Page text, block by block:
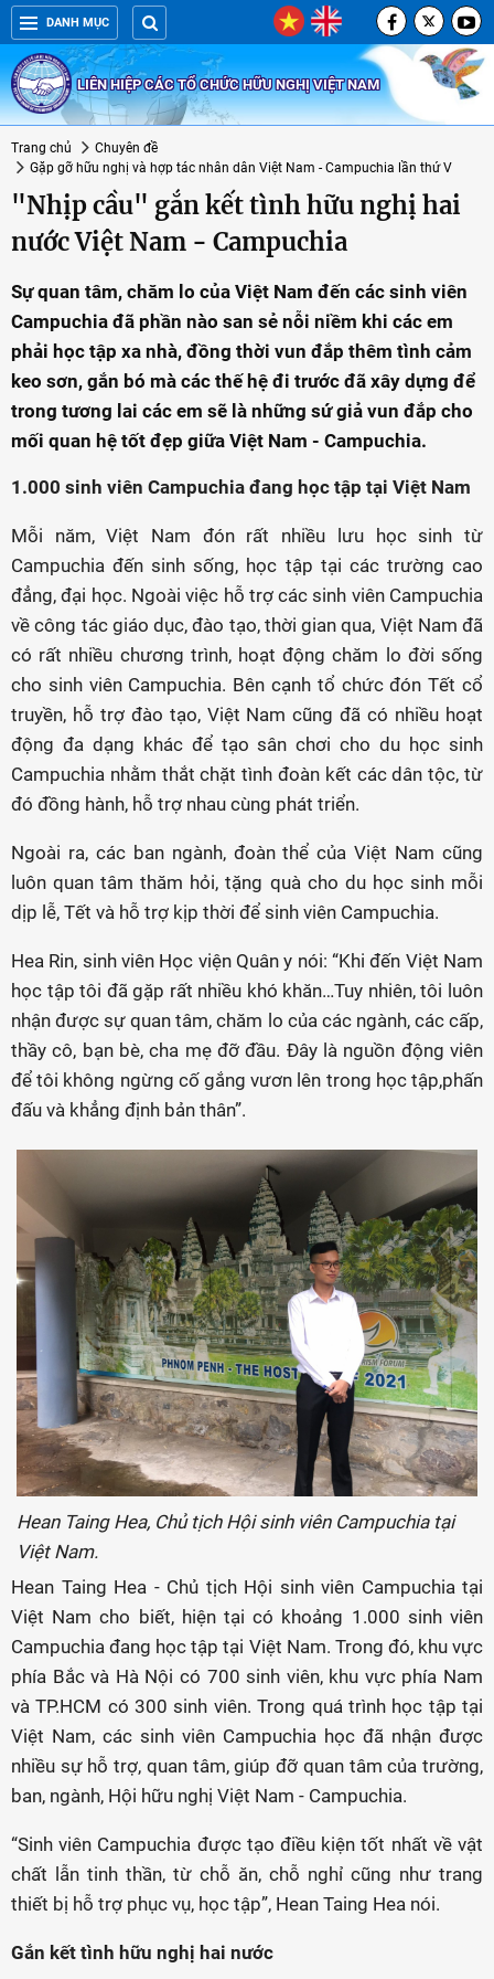
DANH MỤC
LIÊN HIỆP CÁC TỔ CHỨC HỮU NGHỊ VIỆT NAM
Trang chủ
Chuyên đề
Gặp gỡ hữu nghị và hợp tác nhân dân Việt Nam - Campuchia lần thứ V
"Nhịp cầu" gắn kết tình hữu nghị hai
nước Việt Nam - Campuchia
Sự quan tâm, chăm lo của Việt Nam đến các sinh viên
Campuchia đã phần nào san sẻ nỗi niềm khi các em
phải học tập xa nhà, đồng thời vun đắp thêm tình cảm
keo sơn, gắn bó mà các thế hệ đi trước đã xây dựng để
trong tương lai các em sẽ là những sứ giả vun đắp cho
mối quan hệ tốt đẹp giữa Việt Nam - Campuchia.
1.000 sinh viên Campuchia đang học tập tại Việt Nam
Mỗi năm, Việt Nam đón rất nhiều lưu học sinh từ
Campuchia đến sinh sống, học tập tại các trường cao
đẳng, đại học. Ngoài việc hỗ trợ các sinh viên Campuchia
về công tác giáo dục, đào tạo, thời gian qua, Việt Nam đã
có rất nhiều chương trình, hoạt động chăm lo đời sống
cho sinh viên Campuchia. Bên cạnh tổ chức đón Tết cổ
truyền, hỗ trợ đào tạo, Việt Nam cũng đã có nhiều hoạt
động đa dạng khác để tạo sân chơi cho du học sinh
Campuchia nhằm thắt chặt tình đoàn kết các dân tộc, từ
đó đồng hành, hỗ trợ nhau cùng phát triển.
Ngoài ra, các ban ngành, đoàn thể của Việt Nam cũng
luôn quan tâm thăm hỏi, tặng quà cho du học sinh mỗi
dịp lễ, Tết và hỗ trợ kịp thời để sinh viên Campuchia.
Hea Rin, sinh viên Học viện Quân y nói: “Khi đến Việt Nam
học tập tôi đã gặp rất nhiều khó khăn…Tuy nhiên, tôi luôn
nhận được sự quan tâm, chăm lo của các ngành, các cấp,
thầy cô, bạn bè, cha mẹ đỡ đầu. Đây là nguồn động viên
để tôi không ngừng cố gắng vươn lên trong học tập,phấn
đấu và khẳng định bản thân”.
Hean Taing Hea, Chủ tịch Hội sinh viên Campuchia tại
Việt Nam.
Hean Taing Hea - Chủ tịch Hội sinh viên Campuchia tại
Việt Nam cho biết, hiện tại có khoảng 1.000 sinh viên
Campuchia đang học tập tại Việt Nam. Trong đó, khu vực
phía Bắc và Hà Nội có 700 sinh viên, khu vực phía Nam
và TP.HCM có 300 sinh viên. Trong quá trình học tập tại
Việt Nam, các sinh viên Campuchia học đã nhận được
nhiều sự hỗ trợ, quan tâm, giúp đỡ quan tâm của trường,
ban, ngành, Hội hữu nghị Việt Nam - Campuchia.
“Sinh viên Campuchia được tạo điều kiện tốt nhất về vật
chất lẫn tinh thần, từ chỗ ăn, chỗ nghỉ cũng như trang
thiết bị hỗ trợ phục vụ, học tập”, Hean Taing Hea nói.
Gắn kết tình hữu nghị hai nước